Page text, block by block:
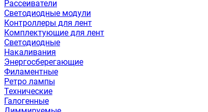
Рассеиватели
Светодиодные модули
Контроллеры для лент
Комплектующие для лент
Светодиодные
Накаливания
Энергосберегающие
Филаментные
Ретро лампы
Технические
Галогенные